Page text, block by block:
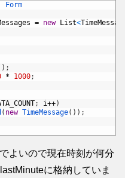
Form
= new List<
) ;
* 1000;
; i++)
( new TimeMessage( ) ) ;
よいので現在時刻が何分
に格納していま